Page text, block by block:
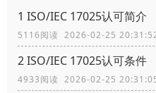
1 ISO/IEC 17025认可简介
5116阅读 2026-02-25
2 ISO/IEC 17025认可条件
4933阅读 2026-02-25